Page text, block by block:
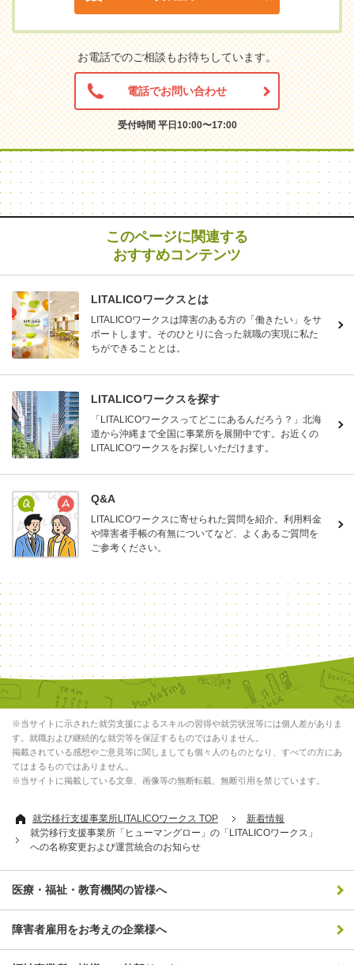
お電話でのご相談もお待ちしています。
電話でお問い合わせ
受付時間 平日10:00〜17:00
このページに関連する
おすすめコンテンツ
LITALICOワークスとは
LITALICOワークスは障害のある方の「働きたい」をサ
ポートします。そのひとりに合った就職の実現に私た
ちができることとは。
LITALICOワークスを探す
「LITALICOワークスってどこにあるんだろう？」北海
道から沖縄まで全国に事業所を展開中です。お近くの
LITALICOワークスをお探しいただけます。
Q&A
LITALICOワークスに寄せられた質問を紹介。利用料金
や障害者手帳の有無についてなど、よくあるご質問を
ご参考ください。
※当サイトに示された就労支援によるスキルの習得や就労状況等には個人差がありま
す。就職および継続的な就労等を保証するものではありません。
掲載されている感想やご意見等に関しましても個々人のものとなり、すべての方にあ
てはまるものではありません。
※当サイトに掲載している文章、画像等の無断転載、無断引用を禁じています。
就労移行支援事業所LITALICOワークス TOP
新着情報
就労移行支援事業所「ヒューマングロー」の「LITALICOワークス」
への名称変更および運営統合のお知らせ
医療・福祉・教育機関の皆様へ
障害者雇用をお考えの企業様へ